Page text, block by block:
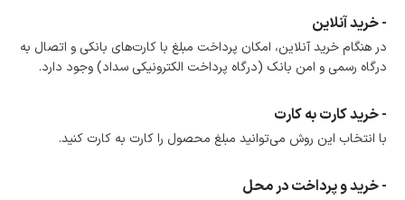
امکان پرداخت در محل
در هنگام خرید محصول، امکان انتخاب پرداخت در محل
وجود دارد.
امکان پرداخت اقساطی
است.
ضمانت اصالت کالا
گارانتی معتبر برای تمامی محصولات ارائه می‌شود.
- خرید آنلاین
در هنگام خرید آنلاین، امکان پرداخت مبلغ با کارت‌های بانکی و اتصال به
درگاه رسمی و امن بانک (درگاه پرداخت الکترونیکی سداد) وجود دارد.
- خرید کارت به کارت
با انتخاب این روش می‌توانید مبلغ محصول را کارت به کارت کنید.
- خرید و پرداخت در محل